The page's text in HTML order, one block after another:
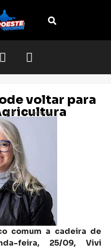
voltar para
12:21 Editorial
comum a cadeira de
feira, 25/09, Vivi